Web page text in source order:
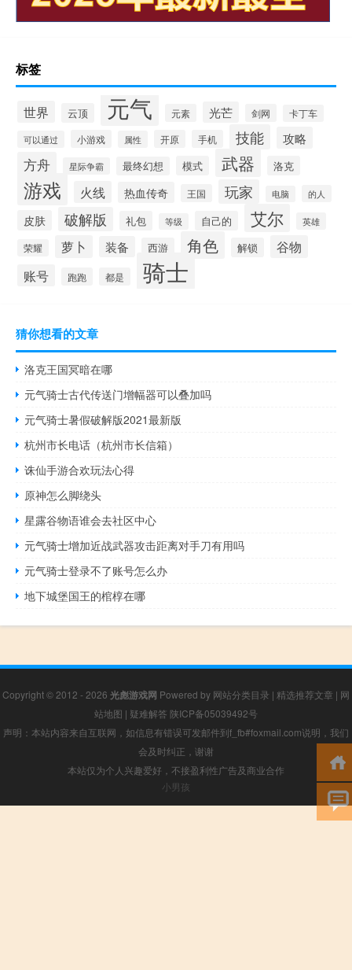
标签
世界 云顶 元气 元素 光芒 剑网 卡丁车
可以通过 小游戏 属性 开原 手机 技能 攻略
方舟 星际争霸 最终幻想 模式 武器 洛克
游戏 火线 热血传奇 王国 玩家 电脑 的人
皮肤 破解版 礼包 等级 自己的 艾尔 英雄
荣耀 萝卜 装备 西游 角色 解锁 谷物
账号 跑跑 都是 骑士
猜你想看的文章
洛克王国冥暗在哪
元气骑士古代传送门增幅器可以叠加吗
元气骑士暑假破解版2021最新版
杭州市长电话（杭州市长信箱）
诛仙手游合欢玩法心得
原神怎么脚绕头
星露谷物语谁会去社区中心
元气骑士增加近战武器攻击距离对手刀有用吗
元气骑士登录不了账号怎么办
地下城堡国王的棺椁在哪
Copyright © 2012 - 2026 光彪游戏网 Powered by 网站分类目录 | 精选推荐文章 | 网
站地图 | 疑难解答 陕ICP备05039492号
声明：本站内容来自互联网，如信息有错误可发邮件到f_fb#foxmail.com说明，我们
会及时纠正，谢谢
本站仅为个人兴趣爱好，不接盈利性广告及商业合作
小男孩